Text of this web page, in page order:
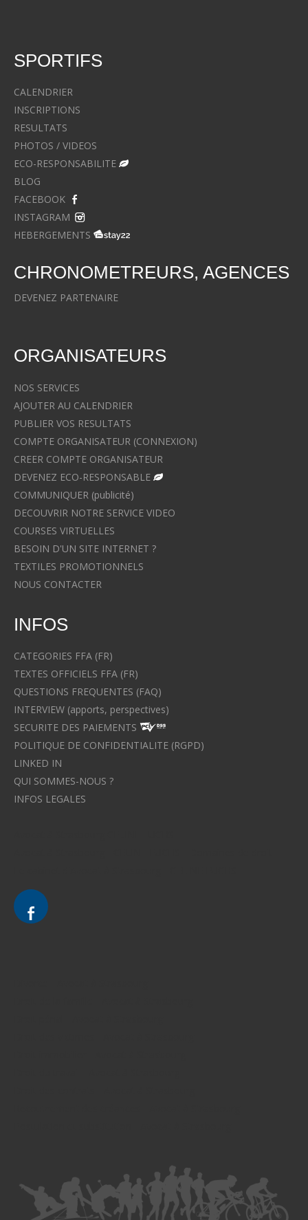
SPORTIFS
CALENDRIER
INSCRIPTIONS
RESULTATS
PHOTOS / VIDEOS
ECO-RESPONSABILITE
BLOG
FACEBOOK
INSTAGRAM
HEBERGEMENTS
CHRONOMETREURS, AGENCES
DEVENEZ PARTENAIRE
ORGANISATEURS
NOS SERVICES
AJOUTER AU CALENDRIER
PUBLIER VOS RESULTATS
COMPTE ORGANISATEUR (CONNEXION)
CREER COMPTE ORGANISATEUR
DEVENEZ ECO-RESPONSABLE
COMMUNIQUER (publicité)
DECOUVRIR NOTRE SERVICE VIDEO
COURSES VIRTUELLES
BESOIN D'UN SITE INTERNET ?
TEXTILES PROMOTIONNELS
NOUS CONTACTER
INFOS
CATEGORIES FFA (FR)
TEXTES OFFICIELS FFA (FR)
QUESTIONS FREQUENTES (FAQ)
INTERVIEW (apports, perspectives)
SECURITE DES PAIEMENTS
POLITIQUE DE CONFIDENTIALITE (RGPD)
LINKED IN
QUI SOMMES-NOUS ?
INFOS LEGALES